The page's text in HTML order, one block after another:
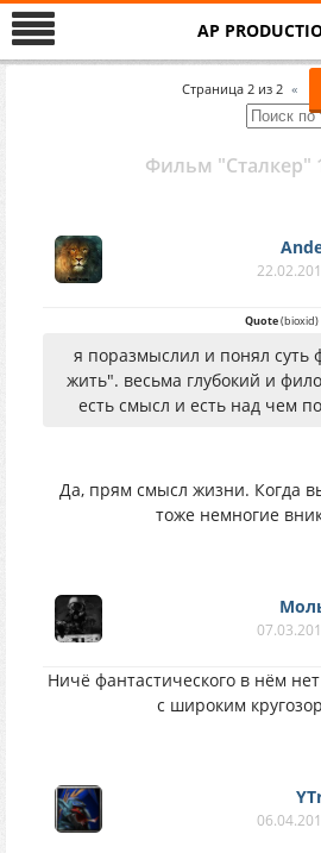
AP
Страница 2 из 2 «
Фильм "Сталкер"
Quote(bioxid)
я поразмыслил и понял суть
жить". весьма глубокий и
есть смысл и есть над чем
Да, прям смысл жизни. Когда
тоже немногие
Ничё фантастического в нём
с широким